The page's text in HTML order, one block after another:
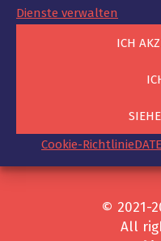
Dienste verwalten
ICH
Cookie-Richtlinie
© 2021-
All